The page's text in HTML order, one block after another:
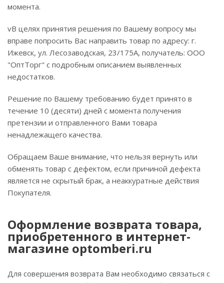
момента.
vВ целях принятия решения по Вашему вопросу мы
вправе попросить Вас направить товар по адресу: г.
Ижевск, ул. Лесозаводская, 23/175А, получатель: ООО
"ОптТорг" с подробным описанием выявленных
недостатков.
Решение по Вашему требованию будет принято в
течение 10 (десяти) дней с момента получения
претензии и отправленного Вами товара
ненадлежащего качества.
Обращаем Ваше внимание, что нельзя вернуть или
обменять товар с дефектом, если причиной дефекта
является не скрытый брак, а неаккуратные действия
Покупателя.
Оформление возврата товара,
приобретенного в интернет-
магазине optomberi.ru
Для совершения возврата Вам необходимо связаться с